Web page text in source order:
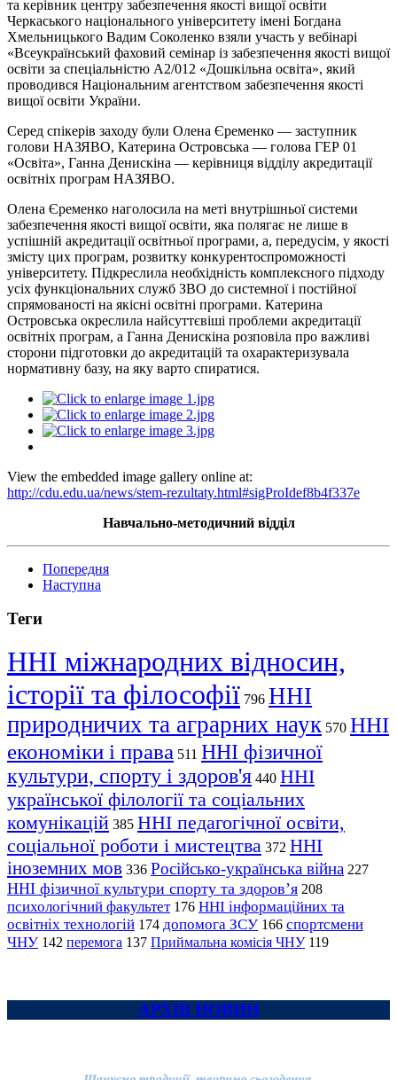
та керівник центру забезпечення якості вищої освіти
Черкаського національного університету імені Богдана
Хмельницького Вадим Соколенко взяли участь у вебінарі
«Всеукраїнський фаховий семінар із забезпечення якості вищої
освіти за спеціальністю А2/012 «Дошкільна освіта», який
проводився Національним агентством забезпечення якості
вищої освіти України.
Серед спікерів заходу були Олена Єременко — заступник
голови НАЗЯВО, Катерина Островська — голова ГЕР 01
«Освіта», Ганна Денискіна — керівниця відділу акредитації
освітніх програм НАЗЯВО.
Олена Єременко наголосила на меті внутрішньої системи
забезпечення якості вищої освіти, яка полягає не лише в
успішній акредитації освітньої програми, а, передусім, у якості
змісту цих програм, розвитку конкурентоспроможності
університету. Підкреслила необхідність комплексного підходу
усіх функціональних служб ЗВО до системної і постійної
спрямованості на якісні освітні програми. Катерина
Островська окреслила найсуттєвіші проблеми акредитації
освітніх програм, а Ганна Денискіна розповіла про важливі
сторони підготовки до акредитацій та охарактеризувала
нормативну базу, на яку варто спиратися.
View the embedded image gallery online at:
http://cdu.edu.ua/news/stem-rezultaty.html#sigProIdef8b4f337e
Навчально-методичний відділ
Попередня
Наступна
Теги
ННІ міжнародних відносин,
історії та філософії 796 ННІ
природничих та аграрних наук 570 ННІ
економіки і права 511 ННІ фізичної
культури, спорту і здоров'я 440 ННІ
української філології та соціальних
комунікацій 385 ННІ педагогічної освіти,
соціальної роботи і мистецтва 372 ННІ
іноземних мов 336 Російсько-українська війна 227
ННІ фізичної культури спорту та здоров’я 208
психологічний факультет 176 ННІ інформаційних та
освітніх технологій 174 допомога ЗСУ 166 спортсмени
ЧНУ 142 перемога 137 Приймальна комісія ЧНУ 119
АРХІВ НОВИН